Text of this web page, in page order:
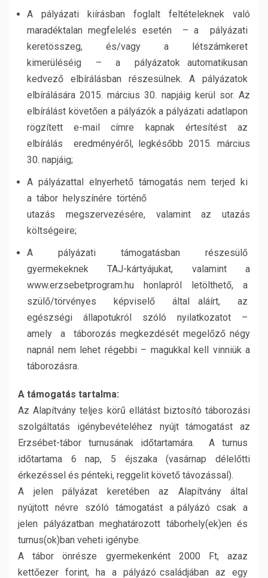
A pályázati kiírásban foglalt feltételeknek való
maradéktalan megfelelés esetén – a pályázati
keretösszeg, és/vagy a létszámkeret
kimerüléséig – a pályázatok automatikusan
kedvező elbírálásban részesülnek. A pályázatok
elbírálására 2015. március 30. napjáig kerül sor. Az
elbírálást követően a pályázók a pályázati adatlapon
rögzített e-mail címre kapnak értesítést az
elbírálás eredményéről, legkésőbb 2015. március
30. napjáig;
A pályázattal elnyerhető támogatás nem terjed ki
a tábor helyszínére történő
utazás megszervezésére, valamint az utazás
költségeire;
A pályázati támogatásban részesülő
gyermekeknek TAJ-kártyájukat, valamint a
www.erzsebetprogram.hu honlapról letölthető, a
szülő/törvényes képviselő által aláírt, az
egészségi állapotukról szóló nyilatkozatot –
amely a táborozás megkezdését megelőző négy
napnál nem lehet régebbi – magukkal kell vinniük a
táborozásra.
A támogatás tartalma:
Az Alapítvány teljes körű ellátást biztosító táborozási
szolgáltatás igénybevételéhez nyújt támogatást az
Erzsébet-tábor turnusának időtartamára. A turnus
időtartama 6 nap, 5 éjszaka (vasárnap délelőtti
érkezéssel és pénteki, reggelit követő távozással).
A jelen pályázat keretében az Alapítvány által
nyújtott névre szóló támogatást a pályázó csak a
jelen pályázatban meghatározott táborhely(ek)en és
turnus(ok)ban veheti igénybe.
A tábor önrésze gyermekenként 2000 Ft, azaz
kettőezer forint, ha a pályázó családjában az egy